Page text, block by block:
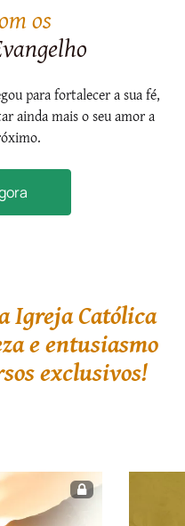
os
para fortalecer a sua fé,
ainda mais o seu amor a
Igreja Católica
e entusiasmo
exclusivos!